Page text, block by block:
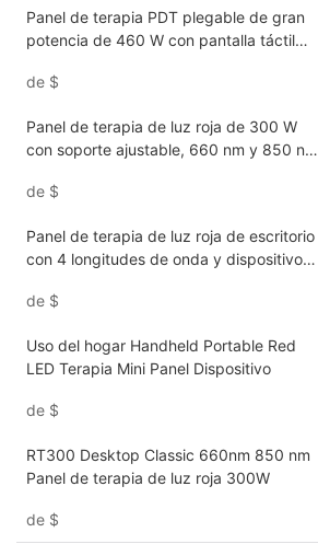
Panel de terapia PDT plegable de gran
potencia de 460 W con pantalla táctil
de $
Panel de terapia de luz roja de 300 W
con soporte ajustable, 660 nm y 850 nm,
de $
Panel de terapia de luz roja de escritorio
con 4 longitudes de onda y dispositivo
de $
Uso del hogar Handheld Portable Red
LED Terapia Mini Panel Dispositivo
de $
RT300 Desktop Classic 660nm 850 nm
Panel de terapia de luz roja 300W
de $